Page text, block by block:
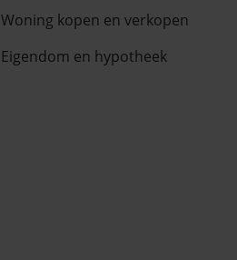
Woning kopen en verkopen
Eigendom en hypotheek